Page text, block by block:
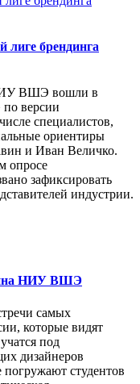
брендинга
ВШЭ вошли в
по версии
специалистов,
ориентиры
и Иван Величко.
опросе
зафиксировать
индустрии.
НИУ ВШЭ
самых
которые видят
под
дизайнеров
студентов